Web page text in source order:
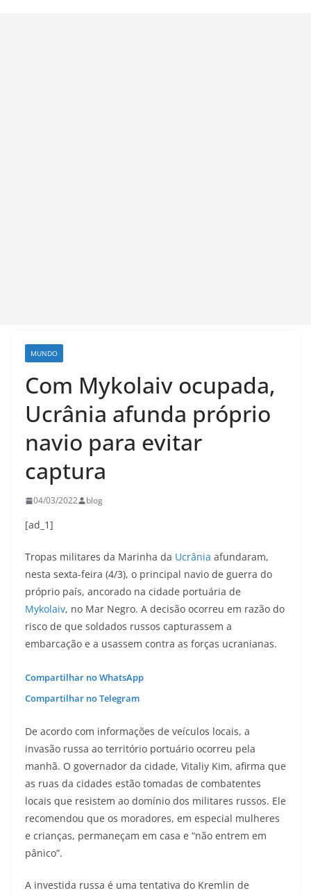
MUNDO
Com Mykolaiv ocupada,
Ucrânia afunda próprio
navio para evitar
captura
04/03/2022 blog
[ad_1]
Tropas militares da Marinha da Ucrânia afundaram,
nesta sexta-feira (4/3), o principal navio de guerra do
próprio país, ancorado na cidade portuária de
Mykolaiv, no Mar Negro. A decisão ocorreu em razão do
risco de que soldados russos capturassem a
embarcação e a usassem contra as forças ucranianas.
Compartilhar no WhatsApp
Compartilhar no Telegram
De acordo com informações de veículos locais, a
invasão russa ao território portuário ocorreu pela
manhã. O governador da cidade, Vitaliy Kim, afirma que
as ruas da cidades estão tomadas de combatentes
locais que resistem ao domínio dos militares russos. Ele
recomendou que os moradores, em especial mulheres
e crianças, permaneçam em casa e “não entrem em
pânico”.
A investida russa é uma tentativa do Kremlin de